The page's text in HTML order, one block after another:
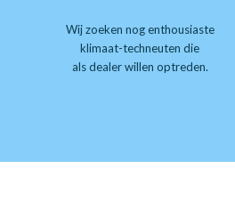
Wij zoeken nog enthousiaste
klimaat-techneuten die
als dealer willen optreden.